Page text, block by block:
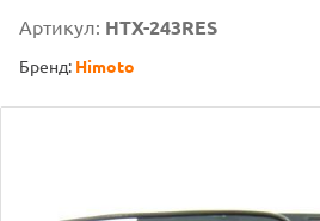
Артикул: HTX-243RES
Бренд: Himoto